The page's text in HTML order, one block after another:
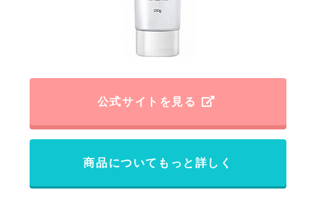
公式サイトを見る
商品についてもっと詳しく